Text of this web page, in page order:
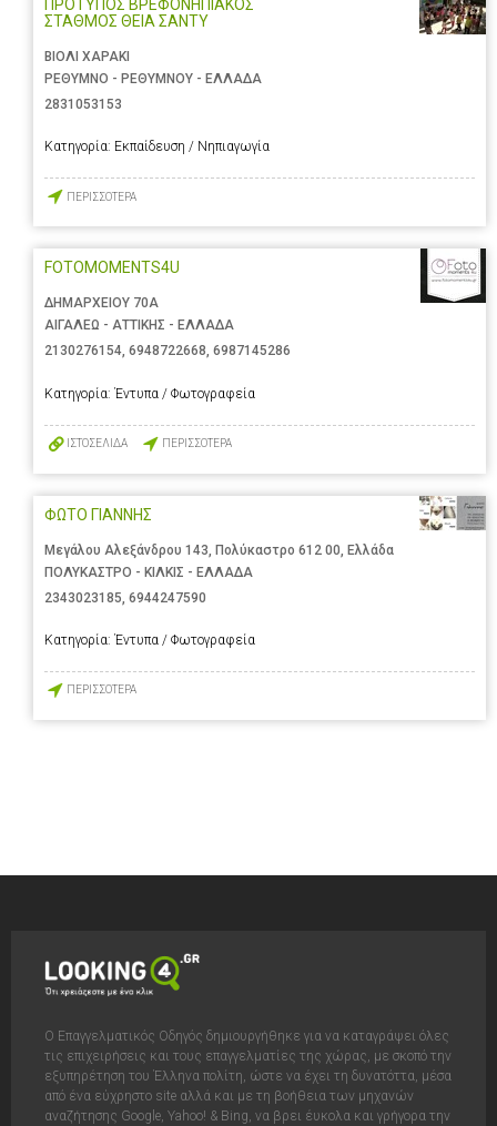
ΠΡΟΤΥΠΟΣ ΒΡΕΦΟΝΗΠΙΑΚΟΣ
ΣΤΑΘΜΟΣ ΘΕΙΑ ΣΑΝΤΥ
ΒΙΟΛΙ ΧΑΡΑΚΙ
ΡΕΘΥΜΝΟ - ΡΕΘΥΜΝΟΥ - ΕΛΛΑΔΑ
2831053153
Κατηγορία: Εκπαίδευση / Νηπιαγωγία
ΠΕΡΙΣΣΟΤΕΡΑ
FOTOMOMENTS4U
ΔΗΜΑΡΧΕΙΟΥ 70Α
ΑΙΓΑΛΕΩ - ΑΤΤΙΚΗΣ - ΕΛΛΑΔΑ
2130276154, 6948722668, 6987145286
Κατηγορία: Έντυπα / Φωτογραφεία
ΙΣΤΟΣΕΛΙΔΑ ΠΕΡΙΣΣΟΤΕΡΑ
ΦΩΤΟ ΓΙΑΝΝΗΣ
Μεγάλου Αλεξάνδρου 143, Πολύκαστρο 612 00, Ελλάδα
ΠΟΛΥΚΑΣΤΡΟ - ΚΙΛΚΙΣ - ΕΛΛΑΔΑ
2343023185 6944247590
Κατηγορία: Έντυπα / Φωτογραφεία
ΠΕΡΙΣΣΟΤΕΡΑ
Ο Επαγγελματικός Οδηγός δημιουργήθηκε για να καταγράψει όλες
τις επιχειρήσεις και τους επαγγελματίες της χώρας, με σκοπό την
εξυπηρέτηση του Έλληνα πολίτη, ώστε να έχει τη δυνατόττα, μέσα
από ένα εύχρηστο site αλλά και με τη βοήθεια των μηχανών
αναζήτησης Google, Yahoo! & Bing, να βρει έυκολα και γρήγορα την